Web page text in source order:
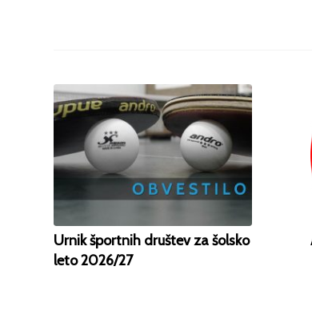
Urnik športnih društev za šolsko
leto 2026/27